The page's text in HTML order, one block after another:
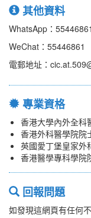
其他資料
WhatsApp：55446861
WeChat：55446861
電郵地址：
專業資格
香港大學內外全科
香港外科醫學院院
英國愛丁堡皇家外
香港醫學專科學院
回報問題
如發現這網頁有任何